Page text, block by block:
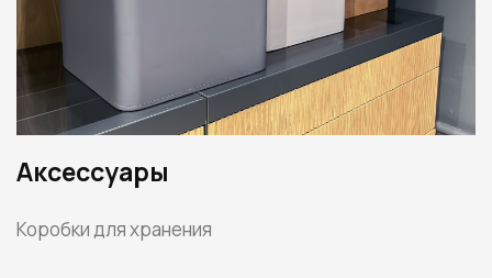
Аксессуары
Коробки для хранения